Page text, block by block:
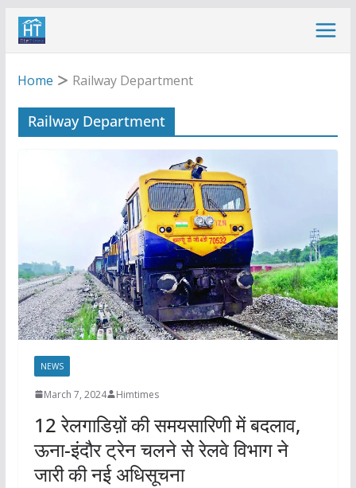
Skip
Home
Railway Department
Railway Department
NEWS
March 7, 2024 Himtimes
12 रेलगाडिय़ों की समयसारिणी में बदलाव,
ऊना-इंदौर ट्रेन चलने सेे रेलवे विभाग ने
जारी की नई अधिसूचना